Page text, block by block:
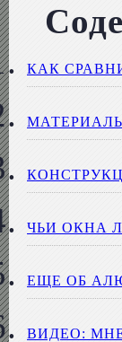
КАК
ЧЬИ ОКНА
ЕЩЕ ОБ
ВИДЕО: